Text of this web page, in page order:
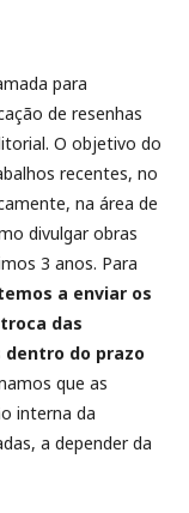
para
de resenhas
O objetivo do
recentes, no
na área de
divulgar obras
3 anos. Para
a enviar os
das
dentro do prazo
que as
interna da
a depender da